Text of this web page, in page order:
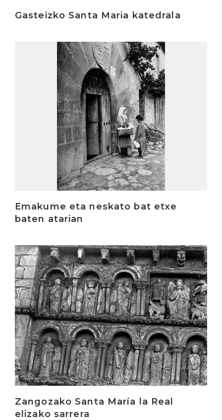
Gasteizko Santa Maria katedrala
Emakume eta neskato bat etxe
baten atarian
Zangozako Santa María la Real
elizako sarrera
Irakurri